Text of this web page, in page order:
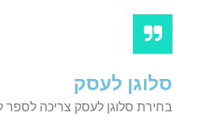
סלוגן לעסק
בחירת סלוגן לעסק צריכה לספר